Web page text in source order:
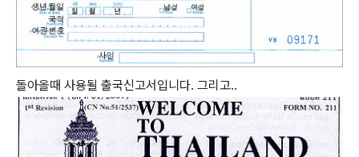
돌아올때 사용될 출국신고서입니다. 그리고..